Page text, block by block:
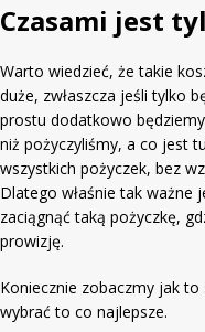
Czasami jest
Warto wiedzieć, że takie
duże, zwłaszcza jeśli tylko
prostu dodatkowo
niż pożyczyliśmy, a co jest
wszystkich pożyczek, bez
Dlatego właśnie tak ważne
zaciągnąć taką pożyczkę,
prowizję.
Koniecznie zobaczmy jak
wybrać to co najlepsze.